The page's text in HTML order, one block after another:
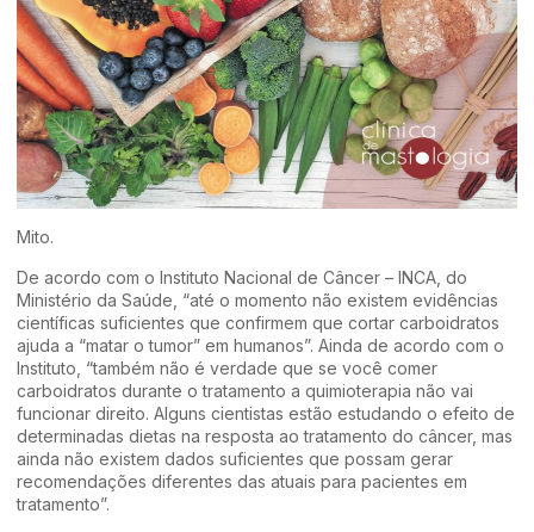
Mito.
De acordo com o Instituto Nacional de Câncer – INCA, do
Ministério da Saúde, “até o momento não existem evidências
científicas suficientes que confirmem que cortar carboidratos
ajuda a “matar o tumor” em humanos”. Ainda de acordo com o
Instituto, “também não é verdade que se você comer
carboidratos durante o tratamento a quimioterapia não vai
funcionar direito. Alguns cientistas estão estudando o efeito de
determinadas dietas na resposta ao tratamento do câncer, mas
ainda não existem dados suficientes que possam gerar
recomendações diferentes das atuais para pacientes em
tratamento”.